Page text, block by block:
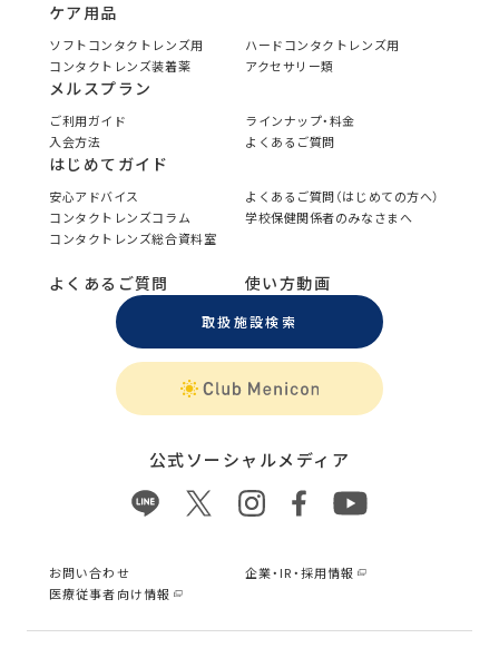
ケア用品
ソフトコンタクトレンズ用
ハードコンタクトレンズ用
コンタクトレンズ装着薬
アクセサリー類
メルスプラン
ご利用ガイド
ラインナップ・料金
入会方法
よくあるご質問
はじめてガイド
安心アドバイス
よくあるご質問（はじめての方へ）
コンタクトレンズコラム
学校保健関係者のみなさまへ
コンタクトレンズ総合資料室
よくあるご質問 使い方動画
取扱施設検索
公式ソーシャルメディア
お問い合わせ
企業・IR・採用情報
医療従事者向け情報